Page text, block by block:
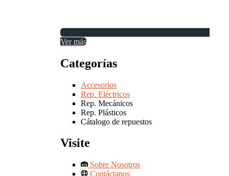
Ver más
Categorías
Accesorios
Rep. Eléctricos
Rep. Mecánicos
Rep. Plásticos
Cátalogo de repuestos
Visite
Sobre Nosotros
Contáctanos